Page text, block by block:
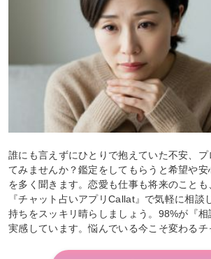
誰にも言えずにひとりで抱えていた不安、
てみませんか？鑑定をしてもらうと希望や
を多く聞きます。恋愛も仕事も将来のことも
『チャット占いアプリCallat』で気軽に相談
持ちをスッキリ晴らしましょう。98%が『相
実感しています。悩んでいる今こそ変わるチ